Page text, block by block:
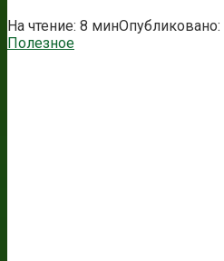
На чтение: 8 минОпубликовано:
Полезное